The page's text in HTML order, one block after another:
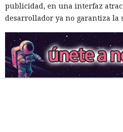
publicidad, en una interfaz
desarrollador ya no garantiza la